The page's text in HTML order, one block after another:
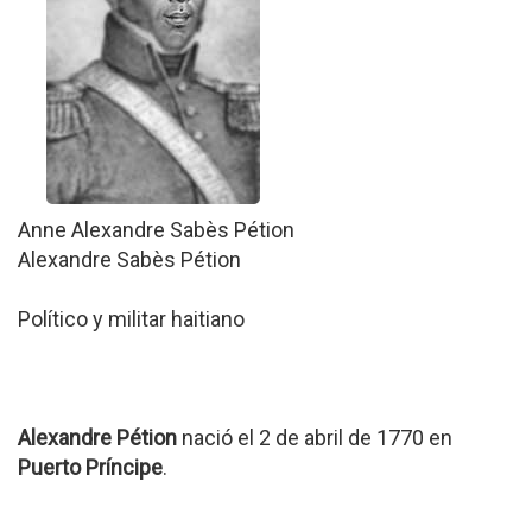
Anne Alexandre Sabès Pétion
Alexandre Sabès Pétion
Político y militar haitiano
Alexandre Pétion nació el 2 de abril de 1770 en
Puerto Príncipe.